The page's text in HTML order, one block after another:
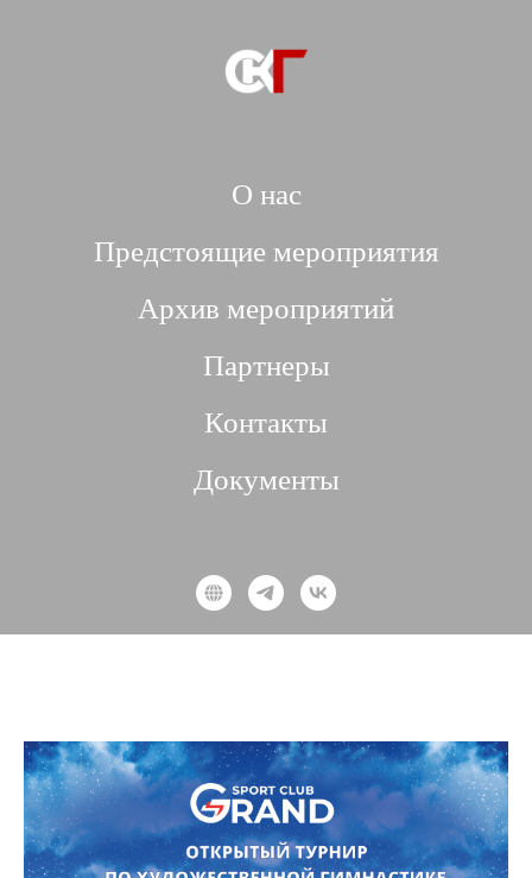
О нас
Предстоящие мероприятия
Архив мероприятий
Партнеры
Контакты
Документы